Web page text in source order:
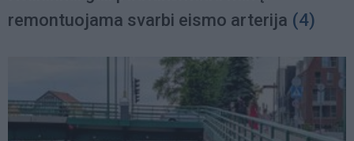
remontuojama svarbi eismo arterija (4)